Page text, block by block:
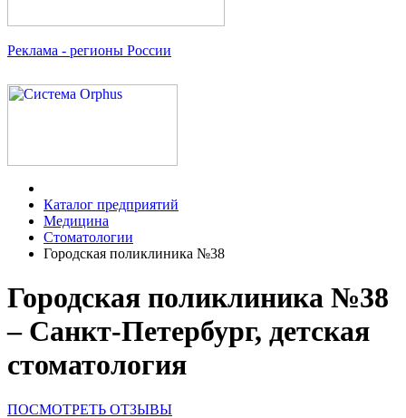
Реклама - регионы России
Каталог предприятий
Медицина
Стоматологии
Городская поликлиника №38
Городская поликлиника №38
– Санкт-Петербург, детская
стоматология
ПОСМОТРЕТЬ ОТЗЫВЫ